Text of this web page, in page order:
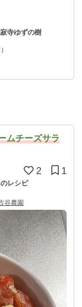
寺ゆずの樹
)
ムチーズサラ
2 1
レシピ
谷農園